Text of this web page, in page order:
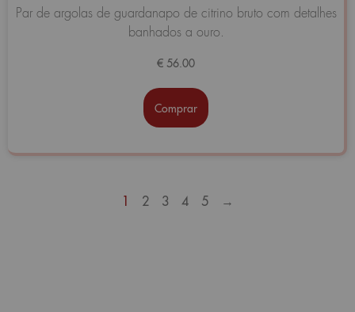
Avaliação
de
Par de argolas de guardanapo de citrino bruto com detalhes
banhados a ouro.
€ 56.00
Comprar
1 2 3 4 5 →